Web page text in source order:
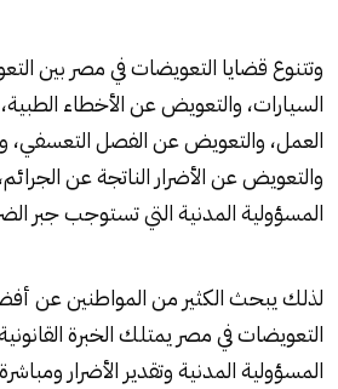
وتتنوع قضايا التعويضات في مصر بين
السيارات، والتعويض عن الأخطاء
العمل، والتعويض عن الفصل التعسفي،
والتعويض عن الأضرار الناتجة عن
المسؤولية المدنية التي تستوجب جبر
لذلك يبحث الكثير من المواطنين عن
التعويضات في مصر يمتلك الخبرة
المسؤولية المدنية وتقدير الأضرار